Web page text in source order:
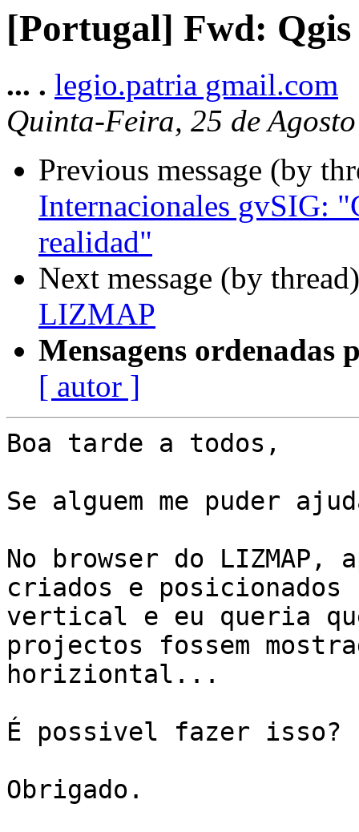
[Portugal] Fwd:
... . legio.patria gmail.com
Quinta-Feira, 25 de
Previous message (by
Internacionales gvSIG:
realidad"
Next message (by
LIZMAP
Mensagens ordenadas
[ autor ]
Boa tarde a todos,
Se alguem me puder
No browser do LIZMAP,
criados e posicionados
vertical e eu queria
projectos fossem
horiziontal...
É possivel fazer isso?
Obrigado.